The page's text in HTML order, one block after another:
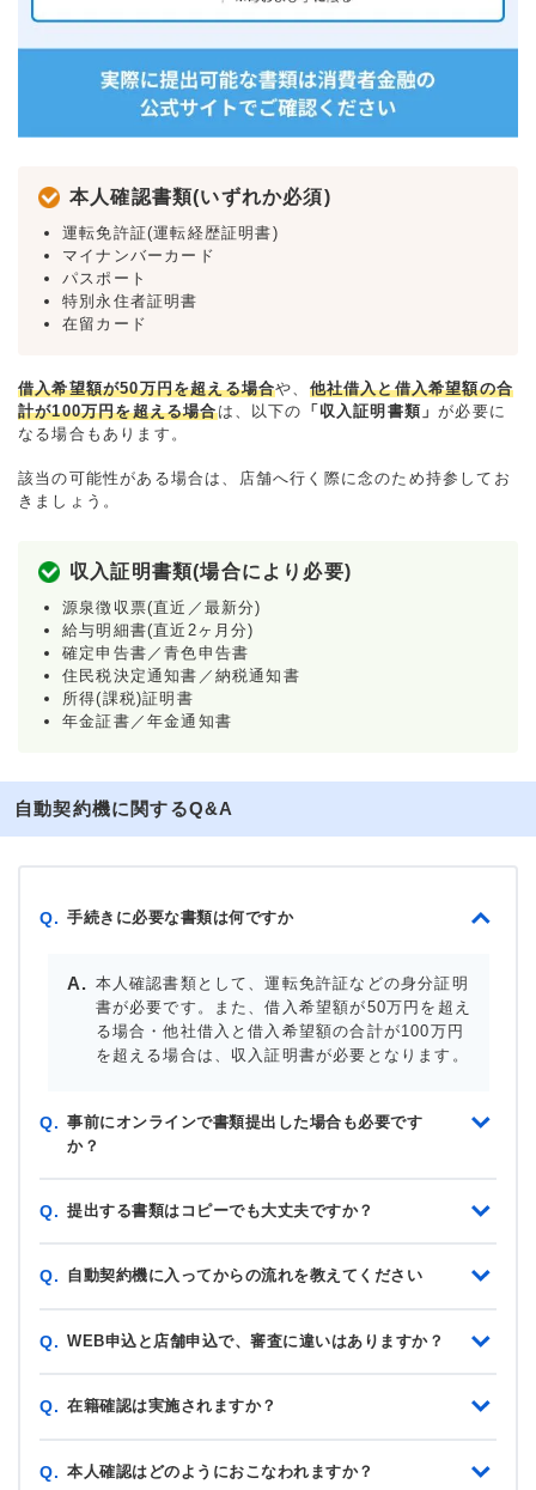
本人確認書類(いずれか必須)
運転免許証(運転経歴証明書)
マイナンバーカード
パスポート
特別永住者証明書
在留カード
借入希望額が50万円を超える場合や、 他社借入と借入希望額の合
計が100万円を超える場合は、以下の 「収入証明書類」が必要に
なる場合もあります。
該当の可能性がある場合は、店舗へ行く際に念のため持参してお
きましょう。
収入証明書類(場合により必要)
源泉徴収票(直近／最新分)
給与明細書(直近2ヶ月分)
確定申告書／青色申告書
住民税決定通知書／納税通知書
所得(課税)証明書
年金証書／年金通知書
自動契約機に関するQ&A
Q. 手続きに必要な書類は何ですか
本人確認書類として、運転免許証などの身分証明
書が必要です。また、借入希望額が50万円を超え
る場合・他社借入と借入希望額の合計が100万円
を超える場合は、収入証明書が必要となります。
Q. 事前にオンラインで書類提出した場合も必要です
か？
Q. 提出する書類はコピーでも大丈夫ですか？
Q. 自動契約機に入ってからの流れを教えてください
Q. WEB申込と店舗申込で、審査に違いはありますか？
Q. 在籍確認は実施されますか？
Q. 本人確認はどのようにおこなわれますか？